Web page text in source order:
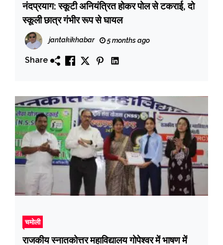
नंदप्रयाग: स्कूटी अनियंत्रित होकर पोल से टकराई, दो
स्कूली छात्र गंभीर रूप से घायल
jantakikhabar 5 months ago
Share
चमोली
राजकीय स्नातकोत्तर महाविद्यालय गोपेश्वर में भाषण में